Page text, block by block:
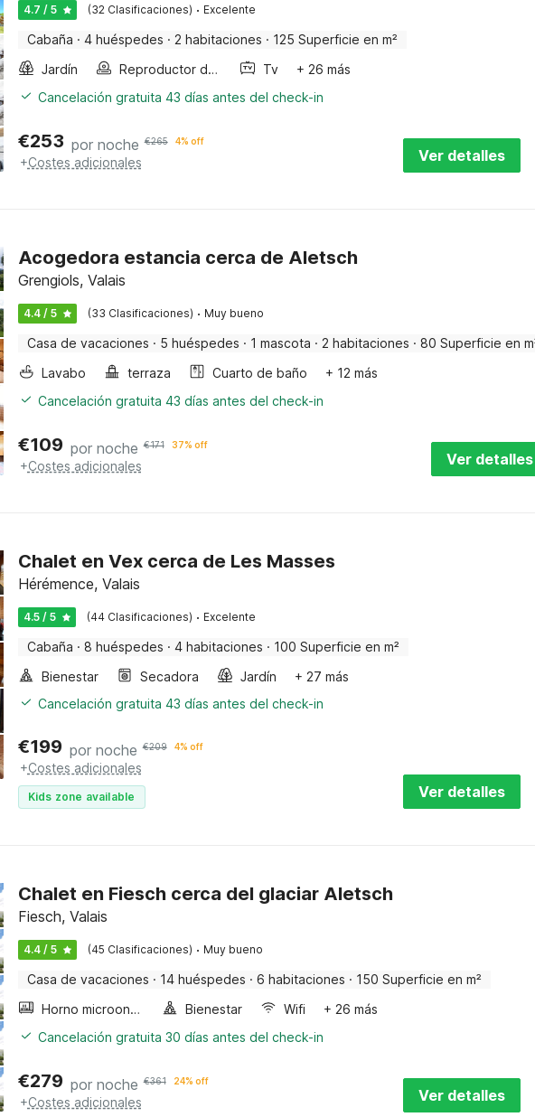
4.7 / 5 (32 Clasificaciones) · Excelente
Cabaña · 4 huéspedes · 2 habitaciones · 125 Superficie en m²
Jardín
Reproductor de dvd Tv
+ 26 más
Cancelación gratuita 43 días antes del check-in
€253 por noche €265 4% off
+Costes adicionales Ver detalles
Acogedora estancia cerca de Aletsch
Grengiols, Valais
4.4 / 5 (33 Clasificaciones) · Muy bueno
Casa de vacaciones · 5 huéspedes · 1 mascota · 2 habitaciones · 80 Superficie en
Lavabo
terraza Cuarto de baño
+ 12 más
Cancelación gratuita 43 días antes del check-in
€109 por noche €171 37% off
+Costes adicionales Ver detalles
Chalet en Vex cerca de Les Masses
Hérémence, Valais
4.5 / 5 (44 Clasificaciones) · Excelente
Cabaña · 8 huéspedes · 4 habitaciones · 100 Superficie en m²
Bienestar
Secadora Jardín
+ 27 más
Cancelación gratuita 43 días antes del check-in
€199 por noche €209 4% off
+Costes adicionales
Kids zone available Ver detalles
Chalet en Fiesch cerca del glaciar Aletsch
Fiesch, Valais
4.4 / 5 (45 Clasificaciones) · Muy bueno
Casa de vacaciones · 14 huéspedes · 6 habitaciones · 150 Superficie en m²
Horno microondas
Bienestar Wifi
+ 26 más
Cancelación gratuita 30 días antes del check-in
€279 por noche €361 24% off
+Costes adicionales Ver detalles